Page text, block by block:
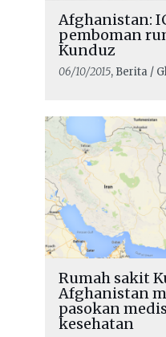
Afghanistan:
pemboman
Kunduz
06/10/2015, Berita /
Rumah sakit
Afghanistan
pasokan
kesehatan